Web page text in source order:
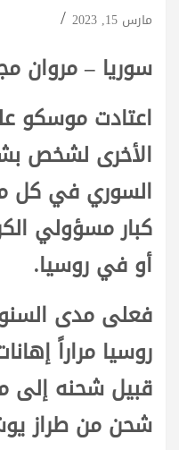
مارس 15, 2023
سوريا – مروان
اعتادت موسكو
الأخرى لشخص
السوري في كل
كبار مسؤولي
أو في روسيا.
فعلى مدى
روسيا مراراً
قبيل شحنه إلى
شحن من طراز